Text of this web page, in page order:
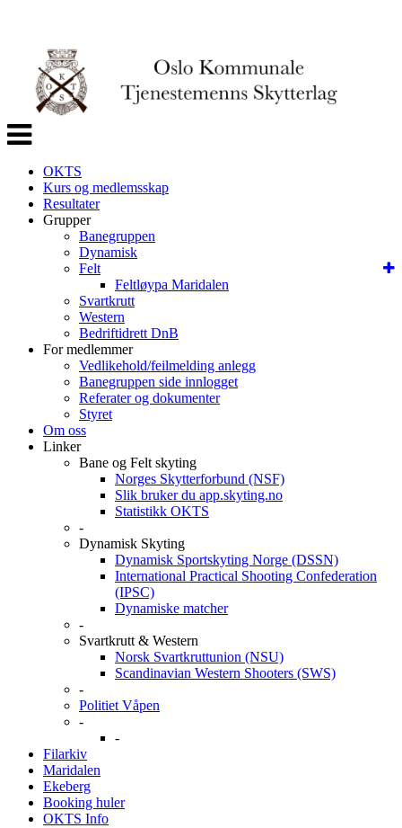
Veksle
navigasjon
OKTS
Kurs og medlemsskap
Resultater
Grupper
Banegruppen
Dynamisk
Felt
Feltløypa Maridalen
Svartkrutt
Western
Bedriftidrett DnB
For medlemmer
Vedlikehold/feilmelding anlegg
Banegruppen side innlogget
Referater og dokumenter
Styret
Om oss
Linker
Bane og Felt skyting
Norges Skytterforbund (NSF)
Slik bruker du app.skyting.no
Statistikk OKTS
-
Dynamisk Skyting
Dynamisk Sportskyting Norge (DSSN)
International Practical Shooting Confederation
(IPSC)
Dynamiske matcher
-
Svartkrutt & Western
Norsk Svartkruttunion (NSU)
Scandinavian Western Shooters (SWS)
-
Politiet Våpen
-
-
Filarkiv
Maridalen
Ekeberg
Booking huler
OKTS Info